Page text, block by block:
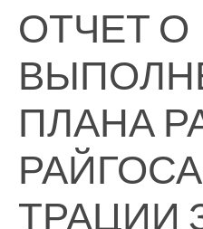
ОТЧЕТ О
ПЛАНА
ТРАЦИИ